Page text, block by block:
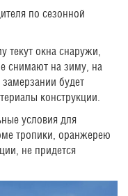
по сезонной
текут окна снаружи,
снимают на зиму, на
будет
конструкции.
условия для
тропики, оранжерею
не придется